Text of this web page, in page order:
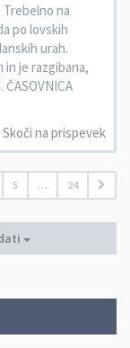
na
po lovskih
urah.
in je razgibana,
Skoči na prispevek
5 … 24